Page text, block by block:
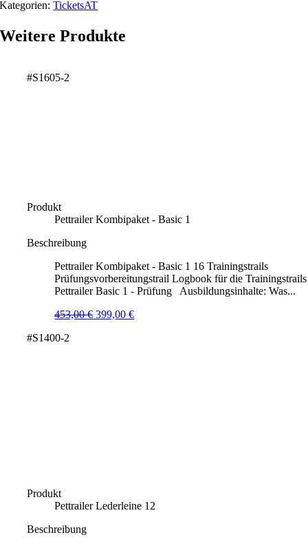
Kategorien:TicketsAT
Weitere Produkte
#S1605-2
Produkt
Pettrailer Kombipaket - Basic 1
Beschreibung
Pettrailer Kombipaket - Basic 1 16 Trainingstrails
Prüfungsvorbereitungstrail Logbook für die Trainingstrails
Pettrailer Basic 1 - Prüfung Ausbildungsinhalte: Was...
453,00€ Ursprünglicher
399,00€Aktueller
#S1400-2
Produkt
Pettrailer Lederleine 12
Beschreibung